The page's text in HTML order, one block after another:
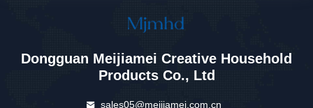
Dongguan Meijiamei Creative Household
Products Co., Ltd
sales05@meijiamei.com.cn